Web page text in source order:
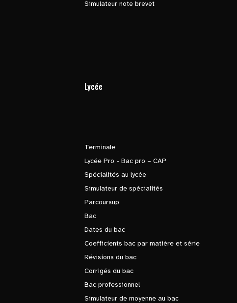
Simulateur note brevet
Lycée
Terminale
Lycée Pro - Bac pro – CAP
Spécialités au lycée
Simulateur de spécialités
Parcoursup
Bac
Dates du bac
Coefficients bac par matière et série
Révisions du bac
Corrigés du bac
Bac professionnel
Simulateur de moyenne au bac